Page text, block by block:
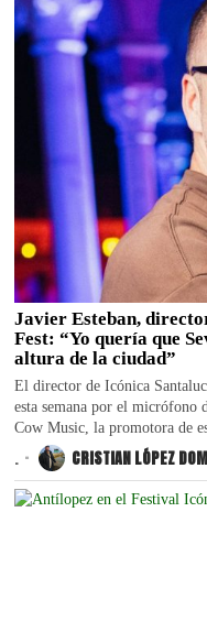
Javier Esteban,
Fest: “Yo quería que
altura de la ciudad”
El director de Icónica
esta semana por el micrófono
Cow Music, la promotora de
. CRISTIAN LÓPEZ